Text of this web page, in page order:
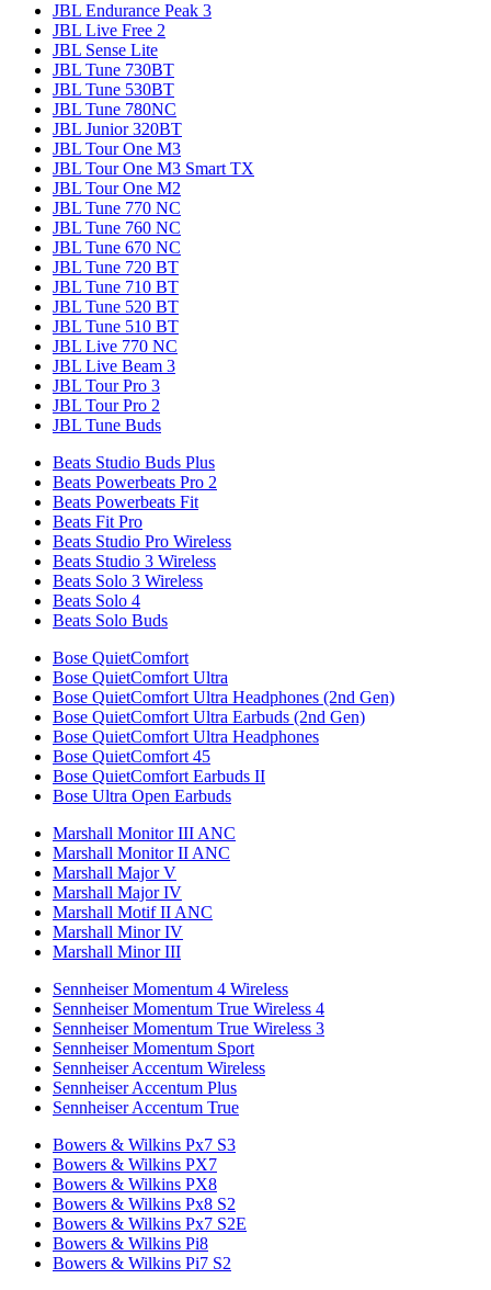
JBL Endurance Peak 3
JBL Live Free 2
JBL Sense Lite
JBL Tune 730BT
JBL Tune 530BT
JBL Tune 780NC
JBL Junior 320BT
JBL Tour One M3
JBL Tour One M3 Smart TX
JBL Tour One M2
JBL Tune 770 NC
JBL Tune 760 NC
JBL Tune 670 NC
JBL Tune 720 BT
JBL Tune 710 BT
JBL Tune 520 BT
JBL Tune 510 BT
JBL Live 770 NC
JBL Live Beam 3
JBL Tour Pro 3
JBL Tour Pro 2
JBL Tune Buds
Beats Studio Buds Plus
Beats Powerbeats Pro 2
Beats Powerbeats Fit
Beats Fit Pro
Beats Studio Pro Wireless
Beats Studio 3 Wireless
Beats Solo 3 Wireless
Beats Solo 4
Beats Solo Buds
Bose QuietComfort
Bose QuietComfort Ultra
Bose QuietComfort Ultra Headphones (2nd Gen)
Bose QuietComfort Ultra Earbuds (2nd Gen)
Bose QuietComfort Ultra Headphones
Bose QuietComfort 45
Bose QuietComfort Earbuds II
Bose Ultra Open Earbuds
Marshall Monitor III ANC
Marshall Monitor II ANC
Marshall Major V
Marshall Major IV
Marshall Motif II ANC
Marshall Minor IV
Marshall Minor III
Sennheiser Momentum 4 Wireless
Sennheiser Momentum True Wireless 4
Sennheiser Momentum True Wireless 3
Sennheiser Momentum Sport
Sennheiser Accentum Wireless
Sennheiser Accentum Plus
Sennheiser Accentum True
Bowers & Wilkins Px7 S3
Bowers & Wilkins PX7
Bowers & Wilkins PX8
Bowers & Wilkins Px8 S2
Bowers & Wilkins Px7 S2E
Bowers & Wilkins Pi8
Bowers & Wilkins Pi7 S2